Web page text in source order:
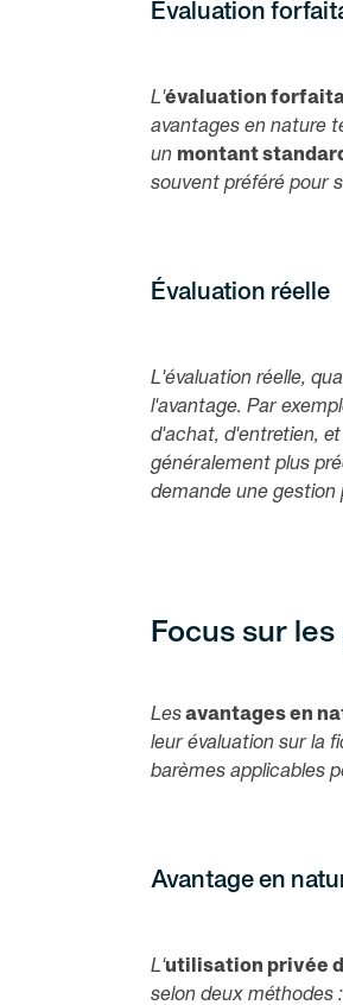
Évaluation
L'évaluation
avantages en nature
un montant
souvent préféré pour
Évaluation réelle
L'évaluation réelle,
l'avantage. Par
d'achat, d'entretien,
généralement plus
demande une gestion
Focus sur
Les avantages en
leur évaluation sur la
barèmes applicables
Avantage en
L'utilisation privée
selon deux méthodes :